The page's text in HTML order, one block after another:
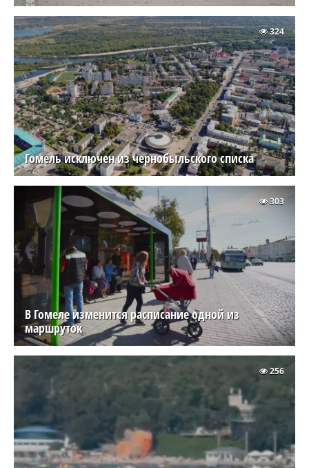
Гомель исключен из чернобыльского списка
324
В Гомеле изменится расписание одной из
маршруток
303
256